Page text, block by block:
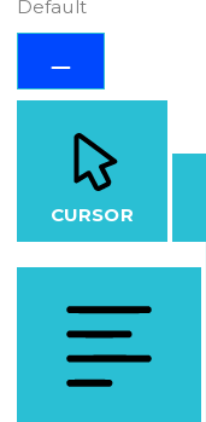
Default
CURSOR